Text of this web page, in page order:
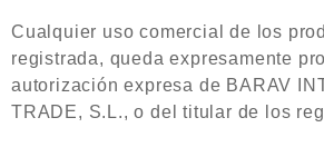
Cualquier uso comercial de los
registrada, queda expresamente
autorización expresa de BARAV
TRADE, S.L., o del titular de los